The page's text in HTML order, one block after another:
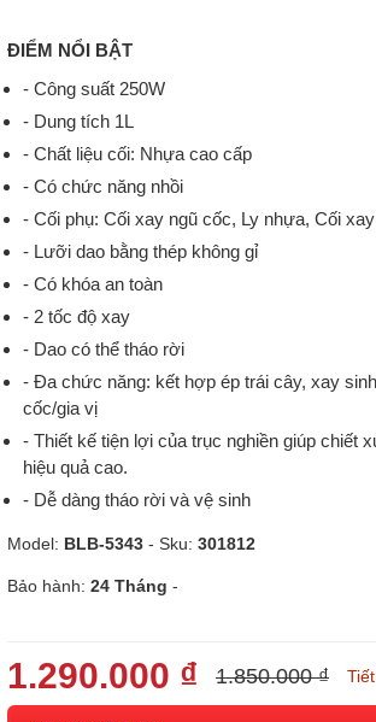
ĐIỂM NỔI BẬT
- Công suất 250W
- Dung tích 1L
- Chất liệu cối: Nhựa cao cấp
- Có chức năng nhồi
- Cối phụ: Cối xay ngũ cốc, Ly nhựa, Cối
- Lưỡi dao bằng thép không gỉ
- Có khóa an toàn
- 2 tốc độ xay
- Dao có thể tháo rời
- Đa chức năng: kết hợp ép trái cây, xay
cốc/gia vị
- Thiết kế tiện lợi của trục nghiền giúp chiết
hiệu quả cao.
- Dễ dàng tháo rời và
Model: BLB-5343 - Sku: 301812
Bảo hành: 24 Tháng -
1.290.000 ₫ 1.850.000 ₫